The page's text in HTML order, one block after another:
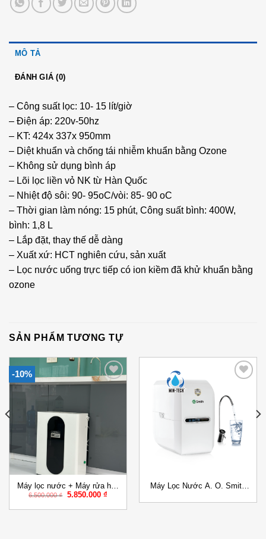
MÔ TẢ
ĐÁNH GIÁ (0)
– Công suất lọc: 10- 15 lít/giờ
– Điện áp: 220v-50hz
– KT: 424x 337x 950mm
– Diệt khuẩn và chống tái nhiễm khuẩn bằng Ozone
– Không sử dụng bình áp
– Lõi lọc liền vỏ NK từ Hàn Quốc
– Nhiệt độ sôi: 90- 95oC/vòi: 85- 90 oC
– Thời gian làm nóng: 15 phút, Công suất bình: 400W,
bình: 1,8 L
– Lắp đặt, thay thế dễ dàng
– Xuất xứ: HCT nghiên cứu, sản xuất
– Lọc nước uống trực tiếp có ion kiềm đã khử khuẩn bằng
ozone
SẢN PHẨM TƯƠNG TỰ
-10%
Máy lọc nước + Máy rửa hoa
quả, thực phẩm (2 trong 1)
6.500.000₫
Giá
là:
5.850.000 ₫Giá
tại
Add to
Wishlist
Máy Lọc Nước A. O. Smith